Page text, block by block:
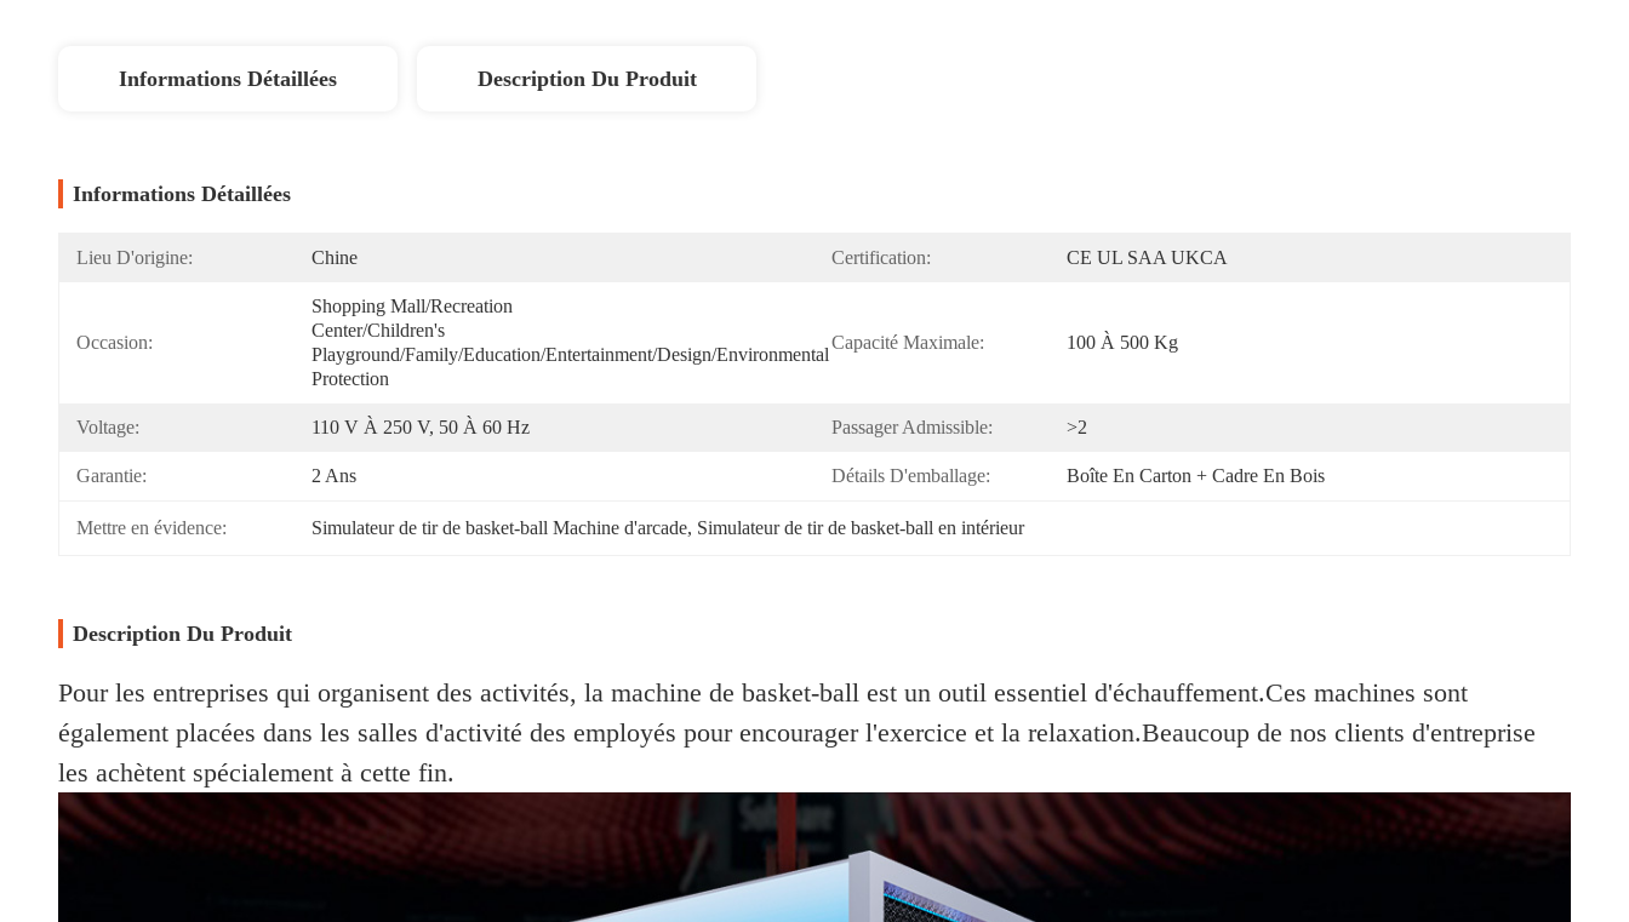
Informations Détaillées Description Du Produit
Informations Détaillées
Lieu D'origine: Chine Certification: CE UL SAA UKCA
Occasion:
Shopping Mall/Recreation
Center/Children's
Playground/Family/Education/entertainment/design/environmental
Protection
Capacité Maximale: 100 À 500 Kg
Voltage: 110 V À 250 V, 50 À 60 Hz Passager Admissible: >2
Garantie: 2 Ans Détails D'emballage: Boîte En Carton + Cadre En Bois
Mettre en évidence: Simulateur de tir de basket-ball Machine d'arcade, Simulateur de tir de basket-ball en intérieur
Description Du Produit
Pour les entreprises qui organisent des activités, la machine de basket-ball est un outil essentiel d'échauffement.Ces machines sont
également placées dans les salles d'activité des employés pour encourager l'exercice et la relaxation.Beaucoup de nos clients d'entreprise
les achètent spécialement à cette fin.